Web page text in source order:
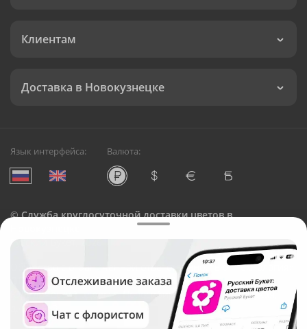
Клиентам
Доставка в Новокузнецке
Язык интерфейса: Валюта:
©Служба круглосуточной доставки цветов в
Русский Букет, 2026
Общество с ограниченной ответственностью «Технология»
ОГРН: 1195476081745, ИНН: 5410081997
Юридический адрес: г. Новосибирск, ул. Ипподромская,
д.42, оф. 3